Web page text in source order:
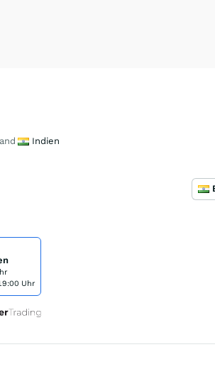
Indien
Uhr